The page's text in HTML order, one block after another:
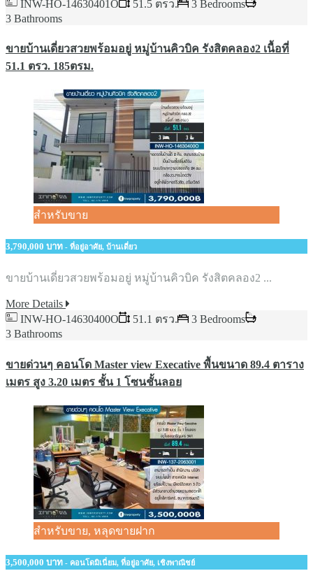
INW-HO-14630401O 51.5 ตรว.​
3 Bedrooms
3 Bathrooms
ขายบ้านเดี่ยวสวยพร้อมอยู่​ หมู่บ้านคิวบิค​ รังสิตคลอง2 เนื้อที่​
51.1 ตรว.​ 185​ตรม.
สำหรับขาย
3,790,000 บาท - ที่อยู่อาศัย, บ้านเดี่ยว
ขายบ้านเดี่ยวสวยพร้อมอยู่​ หมู่บ้านคิวบิค​ รังสิตคลอง2 ...
More Details
INW-HO-14630400O
51.1 ตรว.
3 Bedrooms
3 Bathrooms
ขายด่วนๆ คอนโด Master view Execative พื้นขนาด 89.4 ตาราง
เมตร สูง 3.20 เมตร ชั้น 1 โซนชั้นลอย
สำหรับขาย, หลุดขายฝาก
3,500,000 บาท - คอนโดมิเนี่ยม, ที่อยู่อาศัย, เชิงพาณิชย์